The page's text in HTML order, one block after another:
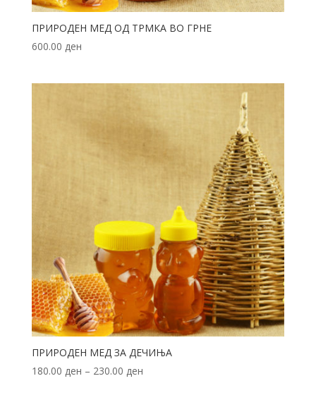
ПРИРОДЕН МЕД ОД ТРМКА ВО ГРНЕ
600.00 ден
ПРИРОДЕН МЕД ЗА ДЕЧИЊА
180.00 ден – 230.00 ден